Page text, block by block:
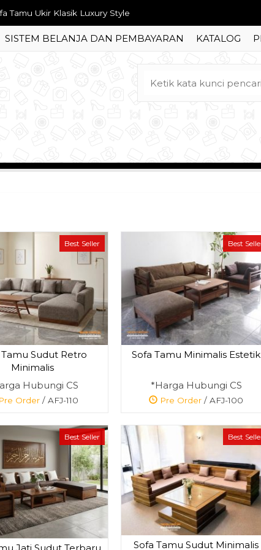
Kursi Tamu Kayu Jati Minimalis Modern
Tamu Jati Sudut Terbaru
Tempat Tidur Retro Minimalis
Tempat Tidur Pengantin Ukir Jepara
Hias Minimalis Model Baru
SISTEM BELANJA DAN PEMBAYARAN KATALOG
Best Seller
Tamu Sudut Retro
Minimalis
Hubungi CS
Order/ AFJ-110
Best
Sofa Tamu Minimalis Estetik
*Harga Hubungi CS
Pre Order / AFJ-100
Best Seller
Jati Sudut Terbaru
Best
Sofa Tamu Sudut Minimalis
Sofa Tamu Love
Klasik Mewah
*Harga Hubungi
Minimalis
*Harga
Pre Order
SKU: AFJ-053